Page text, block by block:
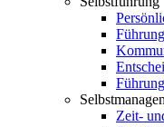
Zeit-